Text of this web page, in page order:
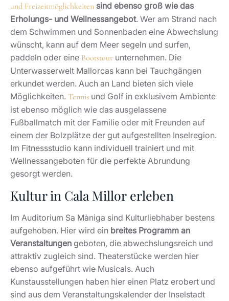
und Freizeitmöglichkeiten sind ebenso groß wie das
Erholungs- und Wellnessangebot. Wer am Strand nach
dem Schwimmen und Sonnenbaden eine Abwechslung
wünscht, kann auf dem Meer segeln und surfen,
paddeln oder eine Bootstour unternehmen. Die
Unterwasserwelt Mallorcas kann bei Tauchgängen
erkundet werden. Auch an Land bieten sich viele
Möglichkeiten. Tennis und Golf in exklusivem Ambiente
ist ebenso möglich wie das ausgelassene
Fußballmatch mit der Familie oder mit Freunden auf
einem der Bolzplätze der gut aufgestellten Inselregion.
Im Fitnessstudio kann individuell trainiert und mit
Wellnessangeboten für die perfekte Abrundung
gesorgt werden.
Kultur in Cala Millor erleben
Im Auditorium Sa Màniga sind Kulturliebhaber bestens
aufgehoben. Hier wird ein breites Programm an
Veranstaltungen geboten, die abwechslungsreich und
attraktiv zugleich sind. Theaterstücke werden hier
ebenso aufgeführt wie Musicals. Auch
Kunstausstellungen haben hier einen Platz erobert und
sind aus dem Veranstaltungskalender der Inselstadt